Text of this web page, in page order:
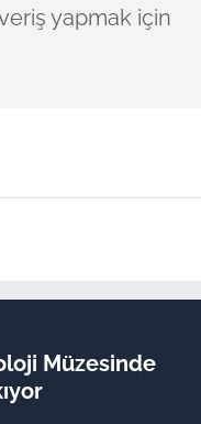
yapmak için
Müzesinde